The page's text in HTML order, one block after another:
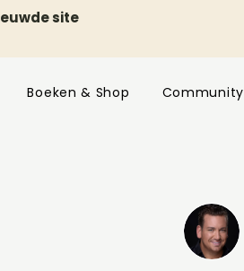
site
Boeken & Shop Community